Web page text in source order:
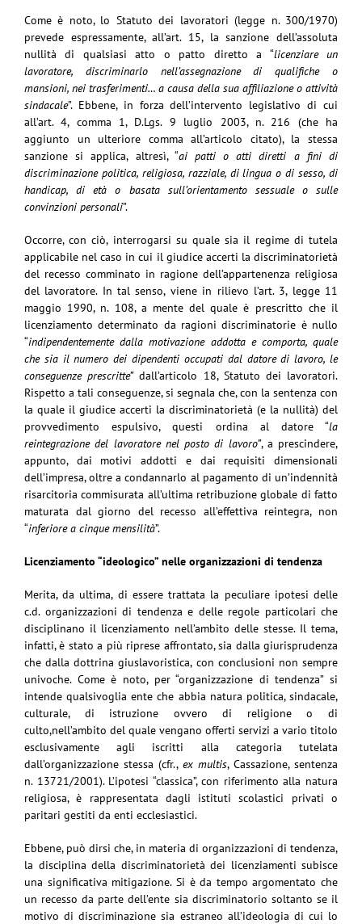
Come è noto, lo Statuto dei lavoratori (legge n. 300/1970)
prevede espressamente, all’art. 15, la sanzione dell’assoluta
nullità di qualsiasi atto o patto diretto a “licenziare un
lavoratore, discriminarlo nell’assegnazione di qualifiche o
mansioni, nei trasferimenti… a causa della sua affiliazione o attività
sindacale”. Ebbene, in forza dell’intervento legislativo di cui
all’art. 4, comma 1, D.Lgs. 9 luglio 2003, n. 216 (che ha
aggiunto un ulteriore comma all’articolo citato), la stessa
sanzione si applica, altresì, “ai patti o atti diretti a fini di
discriminazione politica, religiosa, razziale, di lingua o di sesso, di
handicap, di età o basata sull’orientamento sessuale o sulle
convinzioni personali”.
Occorre, con ciò, interrogarsi su quale sia il regime di tutela
applicabile nel caso in cui il giudice accerti la discriminatorietà
del recesso comminato in ragione dell’appartenenza religiosa
del lavoratore. In tal senso, viene in rilievo l’art. 3, legge 11
maggio 1990, n. 108, a mente del quale è prescritto che il
licenziamento determinato da ragioni discriminatorie è nullo
“indipendentemente dalla motivazione addotta e comporta, quale
che sia il numero dei dipendenti occupati dal datore di lavoro, le
conseguenze prescritte”dall’articolo 18, Statuto dei lavoratori.
Rispetto a tali conseguenze, si segnala che, con la sentenza con
la quale il giudice accerti la discriminatorietà (e la nullità) del
provvedimento espulsivo, questi ordina al datore “la
reintegrazione del lavoratore nel posto di lavoro”, a prescindere,
appunto, dai motivi addotti e dai requisiti dimensionali
dell’impresa, oltre a condannarlo al pagamento di un’indennità
risarcitoria commisurata all’ultima retribuzione globale di fatto
maturata dal giorno del recesso all’effettiva reintegra, non
“inferiore a cinque mensilità”.
Licenziamento “ideologico” nelle organizzazioni di tendenza
Merita, da ultima, di essere trattata la peculiare ipotesi delle
c.d. organizzazioni di tendenza e delle regole particolari che
disciplinano il licenziamento nell’ambito delle stesse. Il tema,
infatti, è stato a più riprese affrontato, sia dalla giurisprudenza
che dalla dottrina giuslavoristica, con conclusioni non sempre
univoche. Come è noto, per “organizzazione di tendenza” si
intende qualsivoglia ente che abbia natura politica, sindacale,
culturale, di istruzione ovvero di religione o di
culto,nell’ambito del quale vengano offerti servizi a vario titolo
esclusivamente agli iscritti alla categoria tutelata
dall’organizzazione stessa (cfr., ex multis, Cassazione, sentenza
n. 13721/2001). L’ipotesi “classica”, con riferimento alla natura
religiosa, è rappresentata dagli istituti scolastici privati o
paritari gestiti da enti ecclesiastici.
Ebbene, può dirsi che, in materia di organizzazioni di tendenza,
la disciplina della discriminatorietà dei licenziamenti subisce
una significativa mitigazione. Si è da tempo argomentato che
un recesso da parte dell’ente sia discriminatorio soltanto se il
motivo di discriminazione sia estraneo all’ideologia di cui lo